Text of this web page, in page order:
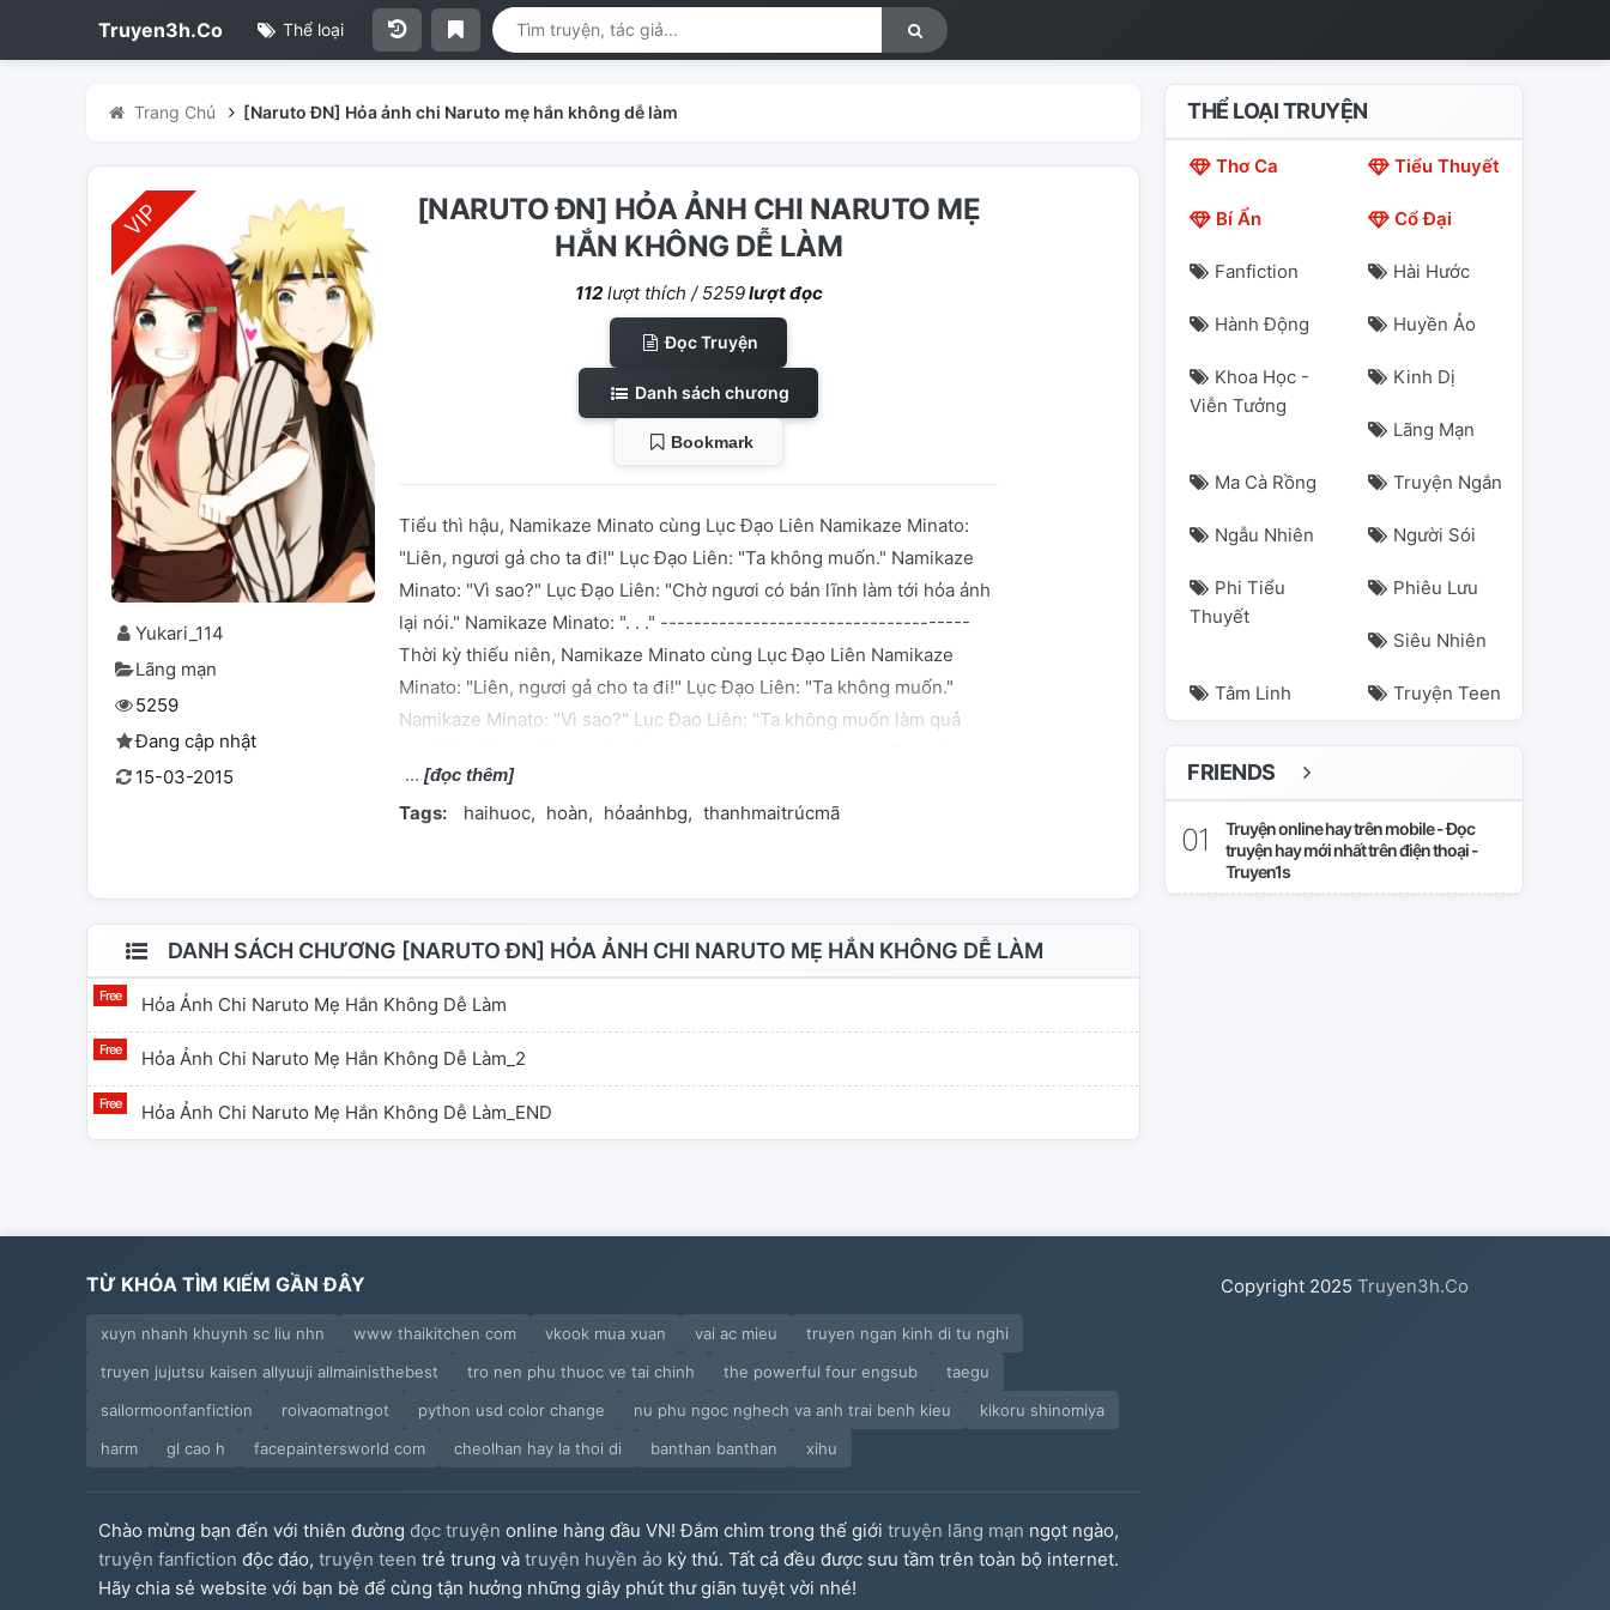
Truyen3h.Co Thể loại
Trang Chủ [Naruto ĐN] Hỏa ảnh chi Naruto mẹ hắn không dễ làm
Yukari_114
Lãng mạn
5259
Đang cập nhật
15-03-2015
[NARUTO ĐN] HỎA ẢNH CHI NARUTO MẸ
HẮN KHÔNG DỄ LÀM
112lượt thích / 5259lượt đọc
Đọc Truyện
Danh sách chương
Bookmark
Tiểu thì hậu, Namikaze Minato cùng Lục Đạo Liên Namikaze Minato:
"Liên, ngươi gả cho ta đi!" Lục Đạo Liên: "Ta không muốn." Namikaze
Minato: "Vì sao?" Lục Đạo Liên: "Chờ ngươi có bản lĩnh làm tới hỏa ảnh
lại nói." Namikaze Minato: ". . ." -------------------------------------
Thời kỳ thiếu niên, Namikaze Minato cùng Lục Đạo Liên Namikaze
Minato: "Liên, ngươi gả cho ta đi!" Lục Đạo Liên: "Ta không muốn."
Namikaze Minato: "Vì sao?" Lục Đạo Liên: "Ta không muốn làm quả
sau, Namikaze Minato cùng Lục Đạo Liên Namikaze Minato: "Liên,
ngươi gả cho ta đi." Lục Đạo Liên: "Ta không. . ." Namikaze Minato đúng
Lục Đạo Liên: ". . ." Nhất câu văn ngôn giới thiệu vắn tắt: Lục Đạo Hài
muội muội Lục Đạo Liên xuyên thành Uzumaki Kushina. Tối đòi phiền
người của là Namikaze Minato, thích nhất người là ca ca của nàng Lục
Naruto ba hắn kết quả bị Namikaze Minato quải về nhà làm Naruto mẹ
hắn. Đáng yêu nhất điểm giới thiệu vắn tắt: Naruto Na ba Na mẹ nhất
gia thân. PS: Này văn nhẹ nhõm hướng, nữ chủ trái thơm muội tử tính
phần cuối, vì vậy, ta nghĩ cấp Tứ Đại ống nhất một HE mỹ mãn kết quả.
[đọc thêm]
Tags: haihuoc hoàn hỏaảnhbg thanhmaitrúcmã
DANH SÁCH CHƯƠNG [NARUTO ĐN] HỎA ẢNH CHI NARUTO MẸ HẮN KHÔNG DỄ LÀM
Hỏa Ảnh Chi Naruto Mẹ Hắn Không Dễ Làm
Hỏa Ảnh Chi Naruto Mẹ Hắn Không Dễ Làm_2
Hỏa Ảnh Chi Naruto Mẹ Hắn Không Dễ Làm_END
THỂ LOẠI TRUYỆN
Thơ Ca Tiểu Thuyết
Bí Ẩn Cổ Đại
Fanfiction Hài Hước
Hành Động Huyền Ảo
Khoa Học -
Viễn Tưởng
Kinh Dị
Lãng Mạn
Ma Cà Rồng Truyện Ngắn
Ngẫu Nhiên Người Sói
Phi Tiểu
Thuyết
Phiêu Lưu
Siêu Nhiên
Tâm Linh Truyện Teen
FRIENDS
Truyện online hay trên mobile - Đọc
truyện hay mới nhất trên điện thoại -
Truyen1s
TỪ KHÓA TÌM KIẾM GẦN ĐÂY
xuyn nhanh khuynh sc liu nhn www thaikitchen com vkook mua xuan vai ac mieu
truyen ngan kinh di tu nghi
truyen jujutsu kaisen allyuuji allmainisthebest
tro nen phu thuoc ve tai chinh the powerful four engsub
taegu
sailormoonfanfiction
roivaomatngot python usd color change nu phu ngoc nghech va anh trai benh kieu
kikoru shinomiya
harm
gl cao h facepaintersworld com cheolhan hay la thoi di banthan banthan xihu
Chào mừng bạn đến với thiên đường đọc truyện online hàng đầu VN! Đắm chìm trong thế giới truyện lãng mạn ngọt ngào,
truyện fanfiction độc đáo, truyện teen trẻ trung và truyện huyền ảo kỳ thú. Tất cả đều được sưu tầm trên toàn bộ internet.
Hãy chia sẻ website với bạn bè để cùng tận hưởng những giây phút thư giãn tuyệt vời nhé!
Copyright 2025 Truyen3h.Co